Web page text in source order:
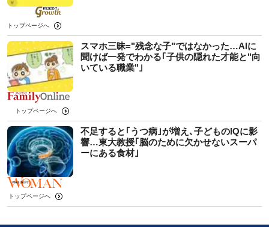
トップページへ
スマホ三昧="残念な子"ではなかった…AIに
聞けば一発でわかる｢子供の隠れた才能と"向
いている職業"｣
トップページへ
不足すると｢うつ病｣が増え､子どものIQに影
響…東大教授｢脳のために欠かせないスーパ
ーにある食材｣
トップページへ